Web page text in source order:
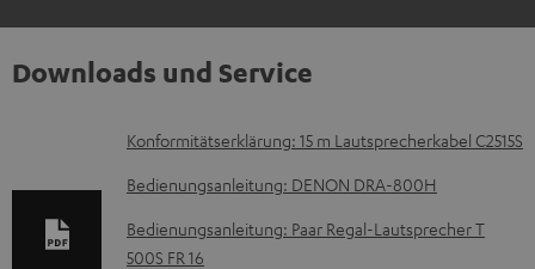
Downloads und Service
D
o
u
Konformitätserklärung: 15 m Lautsprecherkabel C2515S
Bedienungsanleitung: DENON DRA-800H
Bedienungsanleitung: Paar Regal-Lautsprecher T
500S FR 16